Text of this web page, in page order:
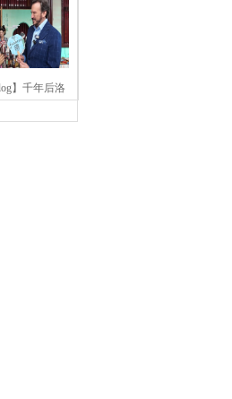
开封举行
】千年后洛